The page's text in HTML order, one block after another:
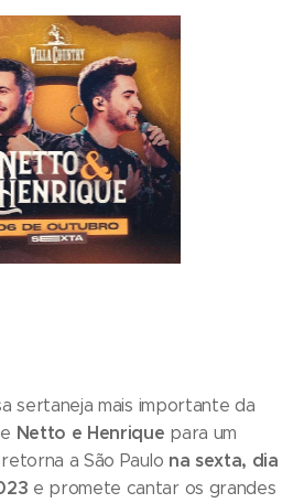
sertaneja mais importante da
Netto e Henrique para um
a São Paulo na sexta, dia
e promete cantar os grandes